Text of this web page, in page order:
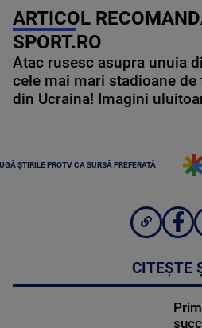
ARTICOL
SPORT.RO
Atac rusesc asupra unuia
cele mai mari stadioane de
din Ucraina! Imagini
ȘTIRILE PROTV CA SURSĂ PREFERATĂ
CITEȘTE